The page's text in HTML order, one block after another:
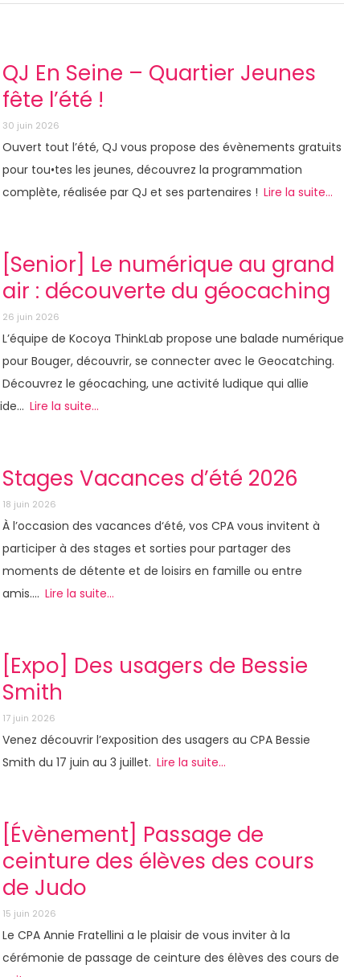
QJ En Seine – Quartier Jeunes
fête l’été !
30 juin 2026
Ouvert tout l’été, QJ vous propose des évènements gratuits
pour tou•tes les jeunes, découvrez la programmation
complète, réalisée par QJ et ses partenaires ! Lire la suite...
[Senior] Le numérique au grand
air : découverte du géocaching
26 juin 2026
L’équipe de Kocoya ThinkLab propose une balade numérique
pour Bouger, découvrir, se connecter avec le Geocatching.
Découvrez le géocaching, une activité ludique qui allie
Lire la suite...
Stages Vacances d’été 2026
18 juin 2026
À l’occasion des vacances d‘été, vos CPA vous invitent à
participer à des stages et sorties pour partager des
moments de détente et de loisirs en famille ou entre
amis.... Lire la suite...
[Expo] Des usagers de Bessie
Smith
17 juin 2026
Venez découvrir l’exposition des usagers au CPA Bessie
Smith du 17 juin au 3 juillet. Lire la suite...
[Évènement] Passage de
ceinture des élèves des cours
de Judo
15 juin 2026
Le CPA Annie Fratellini a le plaisir de vous inviter à la
cérémonie de passage de ceinture des élèves des cours de